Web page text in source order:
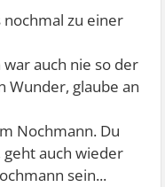
Mann dann
gerutscht, weil
für den Freund
hin und her, konnte
arbeiten und habe
bin ich dann in die
Die haben mich
Freund war auch
nochmal zu einer
auch nie so der
Wunder, glaube an
Nochmann. Du
auch wieder
sein...